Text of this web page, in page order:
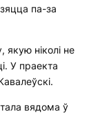
па-за
ніколі не
У праекта
вядома ў